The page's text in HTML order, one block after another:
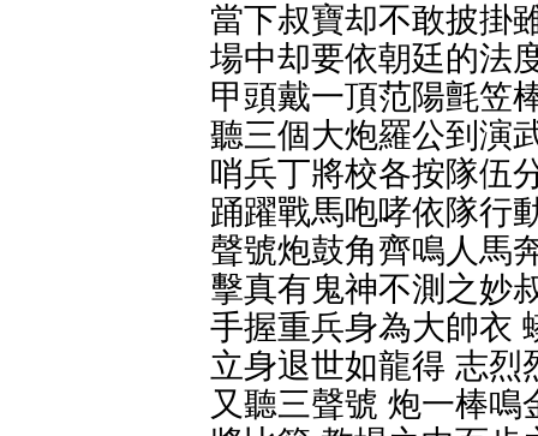
當下叔寶却不敢披掛
場中却要依朝廷的法
甲頭戴一頂范陽氈笠
聽三個大炮羅公到演
哨兵丁將校各按隊伍
踊躍戰馬咆哮依隊行
聲號炮鼓角齊鳴人馬
擊真有鬼神不測之妙
手握重兵身為大帥衣
立身退世如龍得 志烈
又聽三聲號 炮一棒